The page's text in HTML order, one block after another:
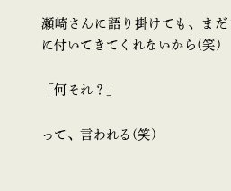
瀬崎さんに語り掛けても、ま
に付いてきてくれないから(笑)
「何それ？」
って、言われる(笑)